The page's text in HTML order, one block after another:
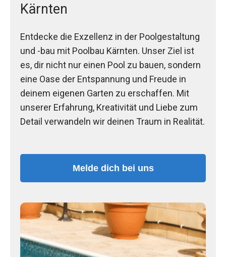
Kärnten
Entdecke die Exzellenz in der Poolgestaltung
und -bau mit Poolbau Kärnten. Unser Ziel ist
es, dir nicht nur einen Pool zu bauen, sondern
eine Oase der Entspannung und Freude in
deinem eigenen Garten zu erschaffen. Mit
unserer Erfahrung, Kreativität und Liebe zum
Detail verwandeln wir deinen Traum in Realität.
Melde dich bei uns